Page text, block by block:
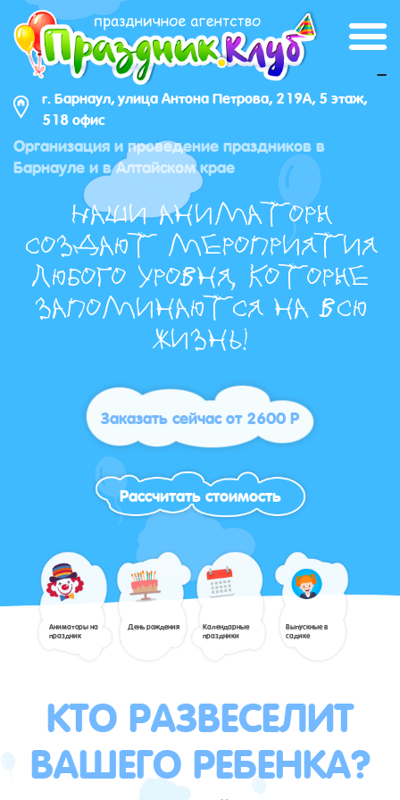
г. Барнаул, улица Антона Петрова, 219А, 5 этаж,
518 офис
_
Организация и проведение праздников в
Барнауле и в Алтайском крае
Наши аниматоры
создают мероприятия
любого уровня, которые
запоминаются на всю
жизнь!
Заказать сейчас от 2600 Р
Рассчитать стоимость
Аниматоры на
праздник
День рождения Календарные
праздники
Выпускные в
садике
КТО РАЗВЕСЕЛИТ
ВАШЕГО РЕБЕНКА?